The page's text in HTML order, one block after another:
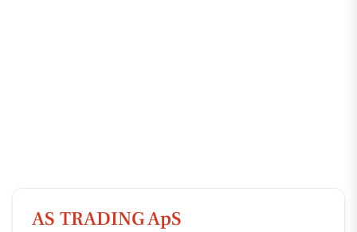
AS TRADING ApS